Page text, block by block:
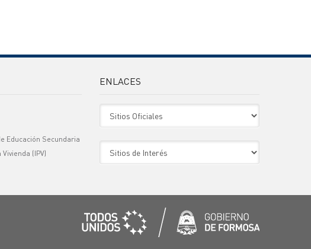
Educación Secundaria
(IPV)
ENLACES